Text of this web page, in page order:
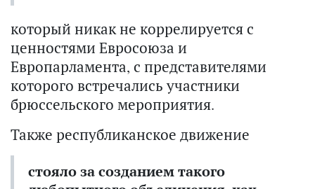
который никак не коррелируется с
ценностями Евросоюза и
Европарламента, с представителями
которого встречались участники
брюссельского мероприятия.
Также республиканское движение
стояло за созданием такого